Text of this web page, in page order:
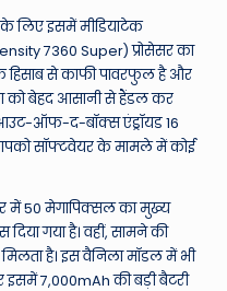
के लिए इसमें मीडियाटेक
7360 Super) प्रोसेसर का
हिसाब से काफी पावरफुल है और
को बेहद आसानी से हैंडल कर
ऑफ-द-बॉक्स एंड्रॉयड 16
सॉफ्टवेयर के मामले में कोई
में 50 मेगापिक्सल का मुख्य
गया है। वहीं, सामने की
है। इस वैनिला मॉडल में भी
7,000mAh की बड़ी बैटरी